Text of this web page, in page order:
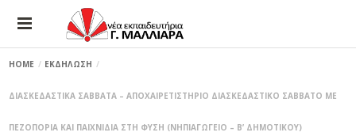
HOME ΕΚΔΗΛΩΣΗ
ΔΙΑΣΚΕΔΑΣΤΙΚΑ ΣΑΒΒΑΤΑ – ΑΠΟΧΑΙΡΕΤΙΣΤΗΡΙΟ ΔΙΑΣΚΕΔΑΣΤΙΚΟ ΣΑΒΒΑΤΟ ΜΕ
ΠΕΖΟΠΟΡΙΑ ΚΑΙ ΠΑΙΧΝΙΔΙΑ ΣΤΗ ΦΥΣΗ (ΝΗΠΙΑΓΩΓΕΙΟ – Β’ ΔΗΜΟΤΙΚΟΥ)